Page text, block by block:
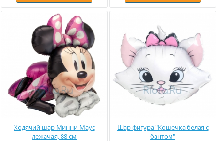
Ходячий шар Минни-Маус
лежачая, 88 см
Шар фигура "Кошечка белая с
бантом"